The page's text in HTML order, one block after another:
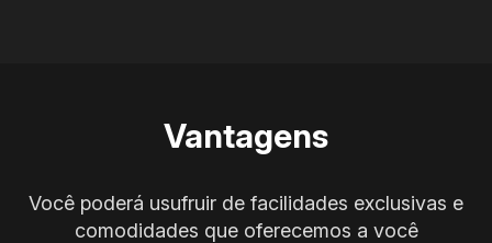
Vantagens
Você poderá usufruir de facilidades exclusivas e
comodidades que oferecemos a você